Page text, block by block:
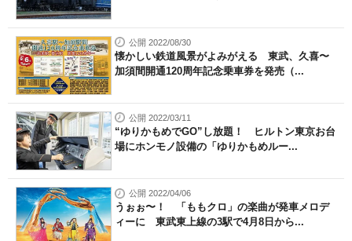
公開 2022/08/30
懐かしい鉄道風景がよみがえる 東武、久喜〜
加須間開通120周年記念乗車券を発売（...
公開 2022/03/11
“ゆりかもめでGO”し放題！ ヒルトン東京お台
場にホンモノ設備の「ゆりかもめルー...
公開 2022/04/06
うぉぉ〜！ 「ももクロ」の楽曲が発車メロデ
ィーに 東武東上線の3駅で4月8日から...